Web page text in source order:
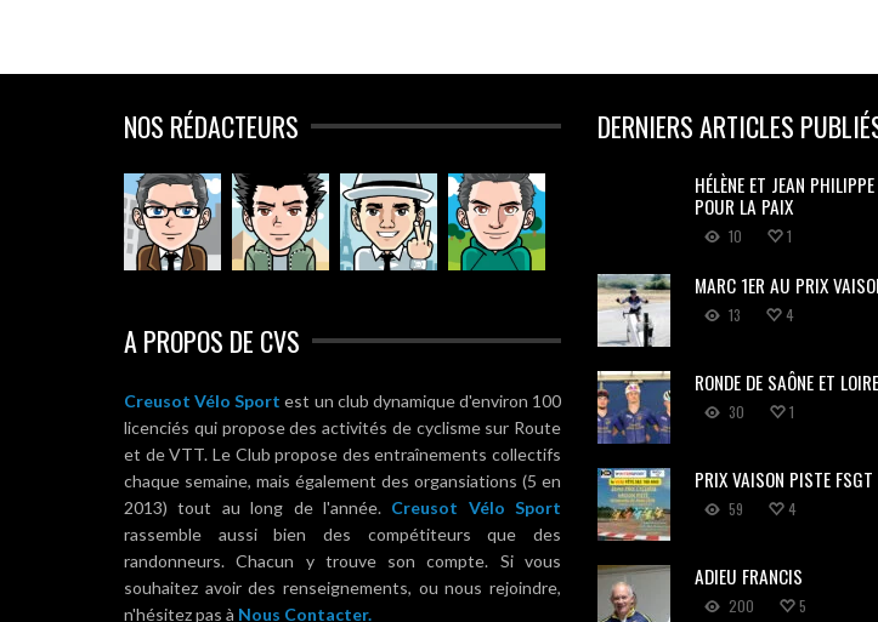
NOS RÉDACTEURS
A PROPOS DE CVS
Creusot Vélo Sport est un club dynamique d'environ 100
licenciés qui propose des activités de cyclisme sur Route
et de VTT. Le Club propose des entraînements collectifs
chaque semaine, mais également des organsiations (5 en
2013) tout au long de l'année. Creusot Vélo Sport
rassemble aussi bien des compétiteurs que des
randonneurs. Chacun y trouve son compte. Si vous
souhaitez avoir des renseignements, ou nous rejoindre,
n'hésitez pas à Nous Contacter.
DERNIERS ARTICLES
HÉLÈNE ET JEAN
POUR LA PAIX
10 1
MARC 1ER AU PRIX
13 4
RONDE DE SAÔNE ET LOIRE
30 1
PRIX VAISON PISTE FSGT
59 4
ADIEU FRANCIS
200 5